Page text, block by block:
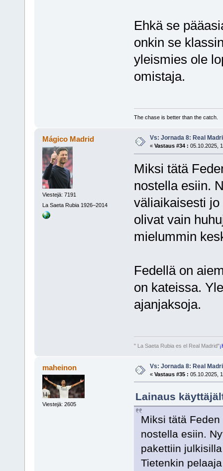
Ehkä se
onkin se
yleismies ole
omistaja.
The chase is better than the catch.
Mágico Madrid
Viestejä: 7191
La Saeta Rubia 1926–2014
Vs: Jornada 8: Real
« Vastaus #34 : 05.10.2025,
Miksi tätä
nostella esiin.
väliaikaisesti
olivat vain
mielummin
Fedellä on
on kateissa.
ajanjaksoja.
" La Saeta Rubia es el Real Madrid"
maheinon
Viestejä: 2605
Vs: Jornada 8: Real
« Vastaus #35 : 05.10.2025,
Lainaus
Miksi tätä
nostella esiin.
pakettiin
Tietenkin